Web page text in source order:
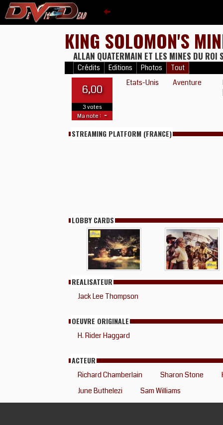
KING SOLOMON'S
ALLAN QUATERMAIN ET LES MINES DU ROI
Crédits Editions Photos Tout
6,00
3 votes
Ma note : -
Etats-Unis Aventure
STREAMING PLATFORM (FRANCE)
LOBBY CARDS
REALISATEUR
Jack Lee Thompson
OEUVRE ORIGINALE
H. Rider Haggard
ACTEUR
Richard Chamberlain Sharon Stone
June Buthelezi
Sam Williams